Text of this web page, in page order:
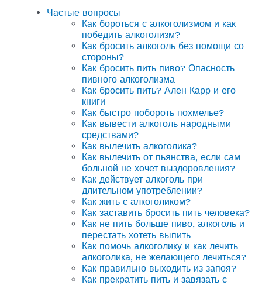
Частые вопросы
Как бороться с алкоголизмом и как
победить алкоголизм?
Как бросить алкоголь без помощи со
стороны?
Как бросить пить пиво? Опасность
пивного алкоголизма
Как бросить пить? Ален Карр и его
книги
Как быстро побороть похмелье?
Как вывести алкоголь народными
средствами?
Как вылечить алкоголика?
Как вылечить от пьянства, если сам
больной не хочет выздоровления?
Как действует алкоголь при
длительном употреблении?
Как жить с алкоголиком?
Как заставить бросить пить человека?
Как не пить больше пиво, алкоголь и
перестать хотеть выпить
Как помочь алкоголику и как лечить
алкоголика, не желающего лечиться?
Как правильно выходить из запоя?
Как прекратить пить и завязать с